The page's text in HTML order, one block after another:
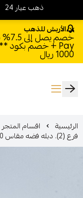
الأربش للذهب
1000 ريال
الرئيسية اقسام المتجر
فرع (2). دبله فضه مقاس 10
24 ذهب عيار